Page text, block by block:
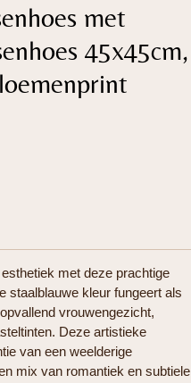
met
45x45cm,
met deze prachtige
staalblauwe kleur fungeert als
vrouwengezicht,
Deze artistieke
van een weelderige
mix van romantiek en subtiele